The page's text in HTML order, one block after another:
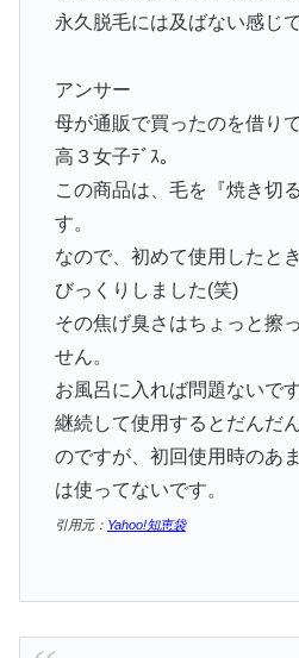
永久脱毛には及ばない感じ
アンサー
母が通販で買ったのを借り
高３女子ﾃﾞｽ｡
この商品は、毛を『焼き切
す。
なので、初めて使用したと
びっくりしました(笑)
その焦げ臭さはちょっと擦
せん。
お風呂に入れば問題ないです
継続して使用するとだんだ
のですが、初回使用時のあ
は使ってないです。
引用元： Yahoo!知恵袋